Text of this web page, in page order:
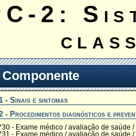
2:
Componente
- Sinais e sintomas
- Procedimentos diagnósticos e
- Exame médico / avaliação de saúde /
- Exame médico / avaliação de saúde /